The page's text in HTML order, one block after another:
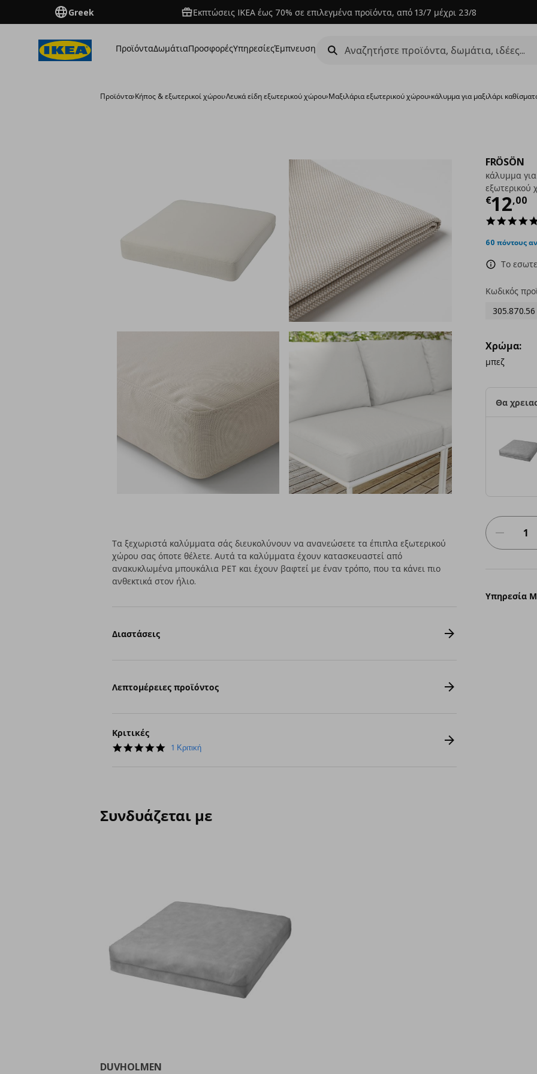
Greek Εκπτώσεις IKEA έως 70% σε επιλεγμένα προϊόντα, από 13/7 μέχρι 23/8
ΠροϊόνταΔωμάτιαΠροσφορέςΥπηρεσίεςΈμπνευση
Προϊόντα›Κήπος & εξωτερικοί χώροι›Λευκά είδη εξωτερικού χώρου›Μαξιλάρια εξωτερικού χώρου›κάλυμμα για μαξιλάρι
FRÖSÖN
κάλυμμα
εξωτερικού
€12,00
60 πόντους
Το
Κωδικός
305.870.56
Χρώμα:
μπεζ
Θα
Υπηρεσία
Τα ξεχωριστά καλύμματα σάς διευκολύνουν να ανανεώσετε τα έπιπλα εξωτερικού
χώρου σας όποτε θέλετε. Αυτά τα καλύμματα έχουν κατασκευαστεί από
ανακυκλωμένα μπουκάλια PET και έχουν βαφτεί με έναν τρόπο, που τα κάνει πιο
ανθεκτικά στον ήλιο.
Διαστάσεις
Λεπτομέρειες προϊόντος
Κριτικές
5.0
1 Κριτική
Συνδυάζεται με
DUVHOLMEN